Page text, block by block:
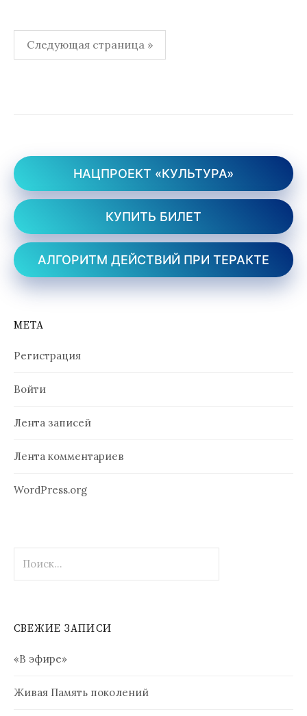
Пагинация
записей
Следующая страница »
НАЦПРОЕКТ «КУЛЬТУРА»
КУПИТЬ БИЛЕТ
АЛГОРИТМ ДЕЙСТВИЙ ПРИ ТЕРАКТЕ
МЕТА
Регистрация
Войти
Лента записей
Лента комментариев
WordPress.org
СВЕЖИЕ ЗАПИСИ
«В эфире»
Живая Память поколений